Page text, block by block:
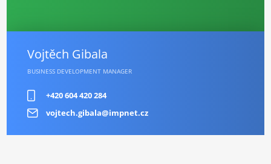
Vojtěch Gibala
BUSINESS DEVELOPMENT MANAGER
+420 604 420 284
vojtech.gibala@impnet.cz